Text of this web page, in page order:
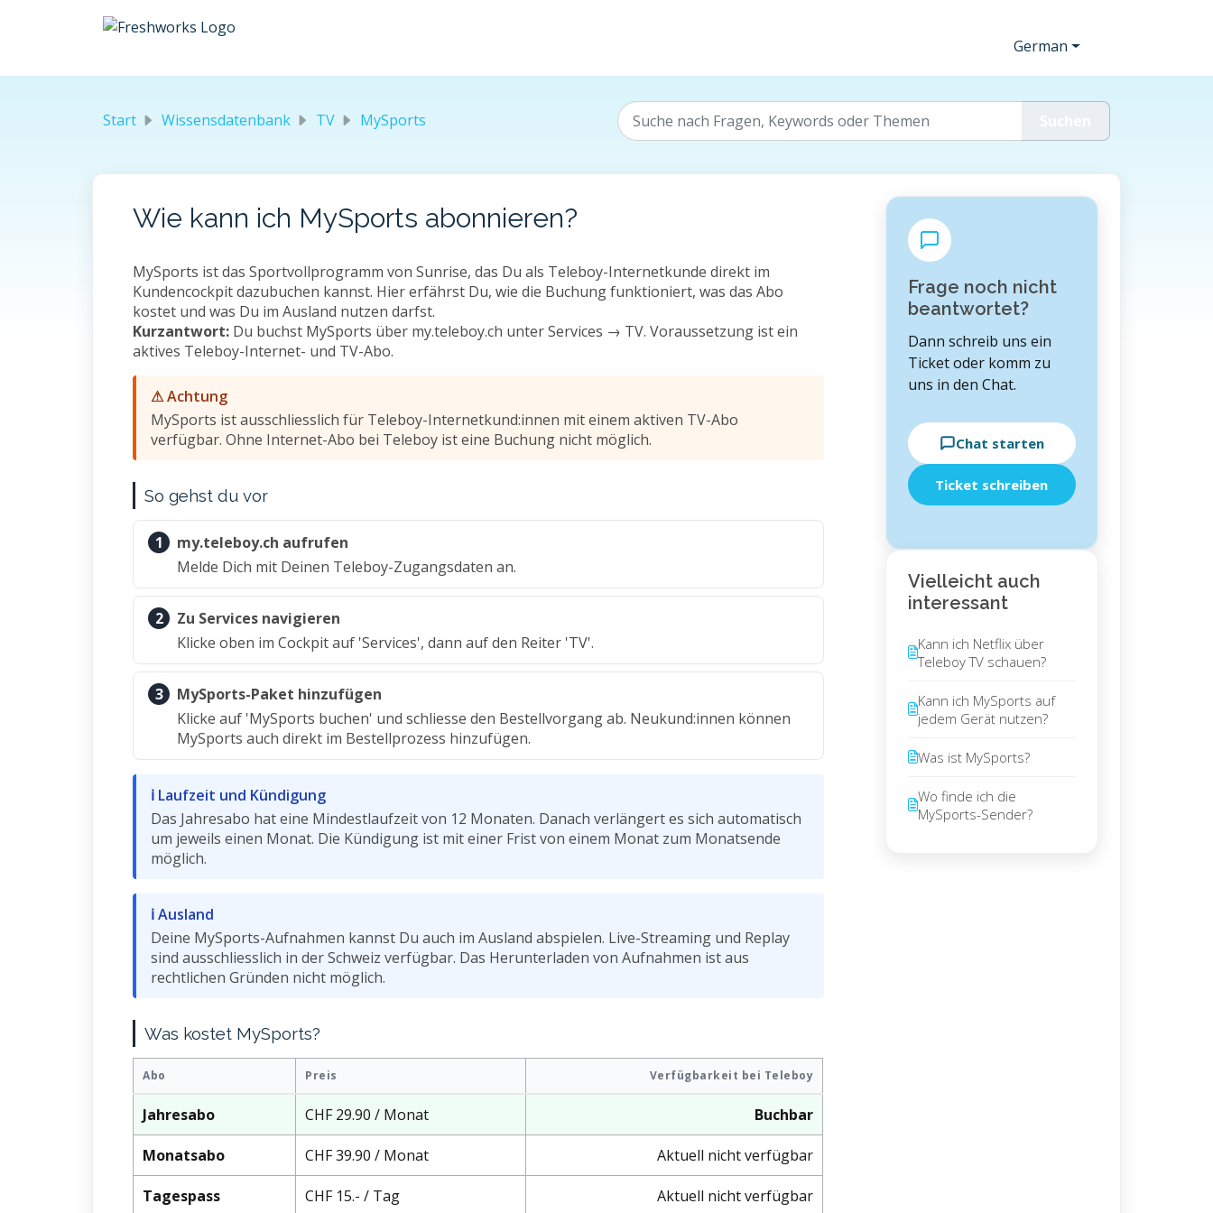
Zum hauptsächlichen Inhalt gehen
German
Start Wissensdatenbank TV MySports
Wie kann ich MySports abonnieren?
MySports ist das Sportvollprogramm von Sunrise, das Du als Teleboy-Internetkunde direkt im
Kundencockpit dazubuchen kannst. Hier erfährst Du, wie die Buchung funktioniert, was das Abo
kostet und was Du im Ausland nutzen darfst.
Kurzantwort: Du buchst MySports über my.teleboy.ch unter Services → TV. Voraussetzung ist ein
aktives Teleboy-Internet- und TV-Abo.
⚠ Achtung
MySports ist ausschliesslich für Teleboy-Internetkund:innen mit einem aktiven TV-Abo
verfügbar. Ohne Internet-Abo bei Teleboy ist eine Buchung nicht möglich.
So gehst du vor
1
my.teleboy.ch aufrufen
Melde Dich mit Deinen Teleboy-Zugangsdaten an.
2
Zu Services navigieren
Klicke oben im Cockpit auf 'Services', dann auf den Reiter 'TV'.
3
MySports-Paket hinzufügen
Klicke auf 'MySports buchen' und schliesse den Bestellvorgang ab. Neukund:innen können
MySports auch direkt im Bestellprozess hinzufügen.
ℹ Laufzeit und Kündigung
Das Jahresabo hat eine Mindestlaufzeit von 12 Monaten. Danach verlängert es sich automatisch
um jeweils einen Monat. Die Kündigung ist mit einer Frist von einem Monat zum Monatsende
möglich.
ℹ Ausland
Deine MySports-Aufnahmen kannst Du auch im Ausland abspielen. Live-Streaming und Replay
sind ausschliesslich in der Schweiz verfügbar. Das Herunterladen von Aufnahmen ist aus
rechtlichen Gründen nicht möglich.
Was kostet MySports?
Abo Preis Verfügbarkeit bei Teleboy
Jahresabo CHF 29.90 / Monat Buchbar
Monatsabo CHF 39.90 / Monat Aktuell nicht verfügbar
Tagespass CHF 15.- / Tag Aktuell nicht verfügbar
Frage noch nicht
beantwortet?
Dann schreib uns ein
Ticket oder komm zu
uns in den Chat.
Chat starten
Ticket schreiben
Vielleicht auch
interessant
Kann ich Netflix über
Teleboy TV schauen?
Kann ich MySports auf
jedem Gerät nutzen?
Was ist MySports?
Wo finde ich die
MySports-Sender?